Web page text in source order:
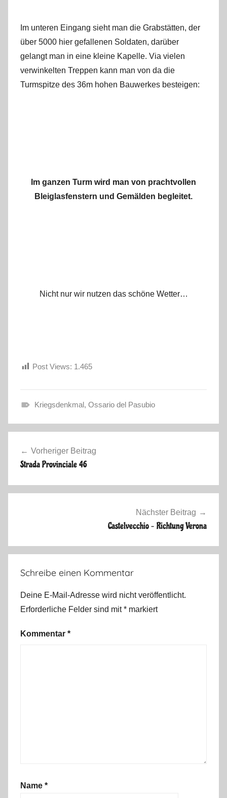
Im unteren Eingang sieht man die Grabstätten, der
über 5000 hier gefallenen Soldaten, darüber
gelangt man in eine kleine Kapelle. Via vielen
verwinkelten Treppen kann man von da die
Turmspitze des 36m hohen Bauwerkes besteigen:
Im ganzen Turm wird man von prachtvollen
Bleiglasfenstern und Gemälden begleitet.
Nicht nur wir nutzen das schöne Wetter…
Post Views: 1.465
r
l
i
Kriegsdenkmal, Ossario del Pasubio
Vorheriger Beitrag
Strada Provinciale 46
Nächster Beitrag
Castelvecchio – Richtung Verona
Schreibe einen Kommentar
Deine E-Mail-Adresse wird nicht veröffentlicht.
Erforderliche Felder sind mit* markiert
Kommentar *
Name *